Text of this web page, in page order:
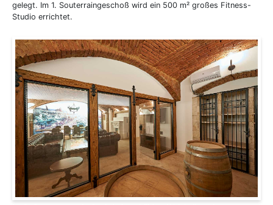
gelegt. Im 1. Souterraingeschoß wird ein 500 m² großes Fitness-
Studio errichtet.